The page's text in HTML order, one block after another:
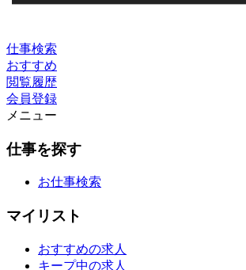
仕事検索
おすすめ
閲覧履歴
会員登録
メニュー
仕事を探す
お仕事検索
マイリスト
おすすめの求人
キープ中の求人